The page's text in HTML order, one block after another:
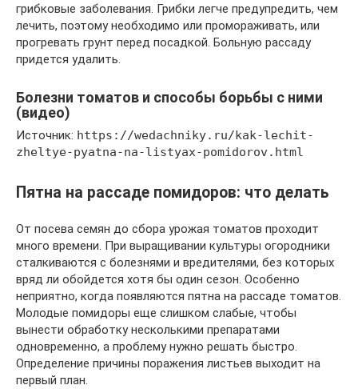
грибковые заболевания. Грибки легче предупредить, чем
лечить, поэтому необходимо или промораживать, или
прогревать грунт перед посадкой. Больную рассаду
придется удалить.
Болезни томатов и способы борьбы с ними
(видео)
Источник: https://wedachniky.ru/kak-lechit-
zheltye-pyatna-na-listyax-pomidorov.html
Пятна на рассаде помидоров: что делать
От посева семян до сбора урожая томатов проходит
много времени. При выращивании культуры огородники
сталкиваются с болезнями и вредителями, без которых
вряд ли обойдется хотя бы один сезон. Особенно
неприятно, когда появляются пятна на рассаде томатов.
Молодые помидоры еще слишком слабые, чтобы
вынести обработку несколькими препаратами
одновременно, а проблему нужно решать быстро.
Определение причины поражения листьев выходит на
первый план.